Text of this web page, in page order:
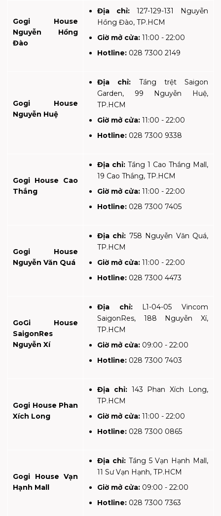
Gogi House
Nguyễn Hồng
Đào
Địa chỉ: 127-129-131 Nguyễn
Hồng Đào, TP.HCM
Giờ mở cửa: 11:00 - 22:00
Hotline: 028 7300 2149
Gogi House
Nguyễn Huệ
Địa chỉ: Tầng trệt Saigon
Garden, 99 Nguyễn Huệ,
TP.HCM
Giờ mở cửa: 11:00 - 22:00
Hotline: 028 7300 9338
Gogi House Cao
Thắng
Địa chỉ: Tầng 1 Cao Thắng Mall,
19 Cao Thắng, TP.HCM
Giờ mở cửa: 11:00 - 22:00
Hotline: 028 7300 7405
Gogi House
Nguyễn Văn Quá
Địa chỉ: 758 Nguyễn Văn Quá,
TP.HCM
Giờ mở cửa: 11:00 - 22:00
Hotline: 028 7300 4473
GoGi House
SaigonRes
Nguyễn Xí
Địa chỉ:L1-04-05 Vincom
SaigonRes, 188 Nguyễn Xí,
TP.HCM
Giờ mở cửa: 09:00 - 22:00
Hotline: 028 7300 7403
Gogi House Phan
Xích Long
Địa chỉ:143 Phan Xích Long,
TP.HCM
Giờ mở cửa: 11:00 - 22:00
Hotline: 028 7300 0865
Gogi House Vạn
Hạnh Mall
Địa chỉ:Tầng 5 Vạn Hạnh Mall,
11 Sư Vạn Hạnh, TP.HCM
Giờ mở cửa: 09:00 - 22:00
Hotline: 028 7300 7363